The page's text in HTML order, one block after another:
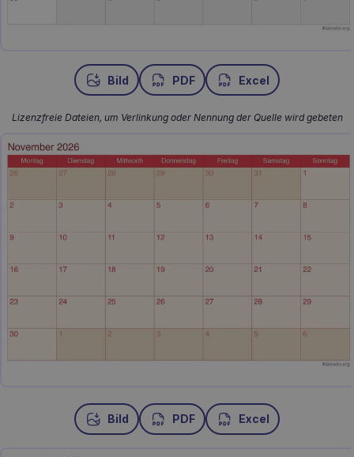
Bild PDF Excel
Lizenzfreie Dateien, um Verlinkung oder Nennung der Quelle wird gebeten
Bild PDF Excel